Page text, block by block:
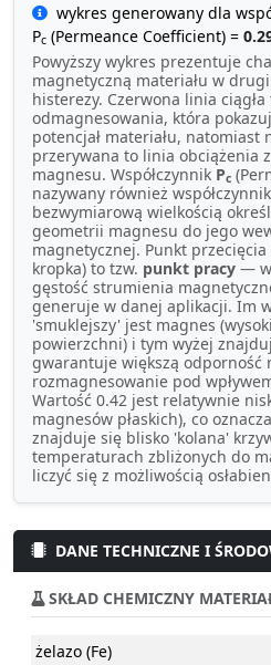
wykres generowany dla
Pc (Permeance Coefficient) =
Powyższy wykres prezentuje
magnetyczną materiału w
histerezy. Czerwona linia ciągła
odmagnesowania, która
potencjał materiału, natomiast
przerywana to linia obciążenia
magnesu. Współczynnik Pc
nazywany również
bezwymiarową wielkością
geometrii magnesu do jego
magnetycznej. Punkt
kropka) to tzw. punkt pracy —
gęstość strumienia
generuje w danej aplikacji. Im
'smuklejszy' jest magnes
powierzchni) i tym wyżej
gwarantuje większą odporność
rozmagnesowanie pod
Wartość 0.42 jest relatywnie
magnesów płaskich), co
znajduje się blisko 'kolana'
temperaturach zbliżonych do
liczyć się z możliwością
DANE TECHNICZNE I
SKŁAD CHEMICZNY
żelazo (Fe)